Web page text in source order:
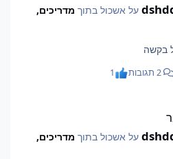
על אשכול בתוך מדריכים,
בקשה
1
על אשכול בתוך מדריכים,